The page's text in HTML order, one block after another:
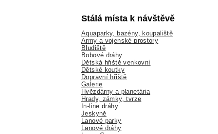
Stálá místa k návštěvě
Aquaparky, bazény, koupaliště
Army a vojenské prostory
Bludiště
Bobové dráhy
Dětská hřiště venkovní
Dětské koutky
Dopravní hřiště
Galerie
Hvězdárny a planetária
Hrady, zámky, tvrze
In-line dráhy
Jeskyně
Lanové parky
Lanové dráhy